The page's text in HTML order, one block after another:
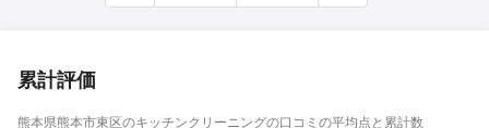
累計評価
熊本県熊本市東区のキッチンクリーニングの口コミの平均点と累計数